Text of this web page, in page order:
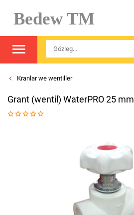
Bedew TM
Kranlar we wentiller
Grant (wentil) WaterPRO 25 mm